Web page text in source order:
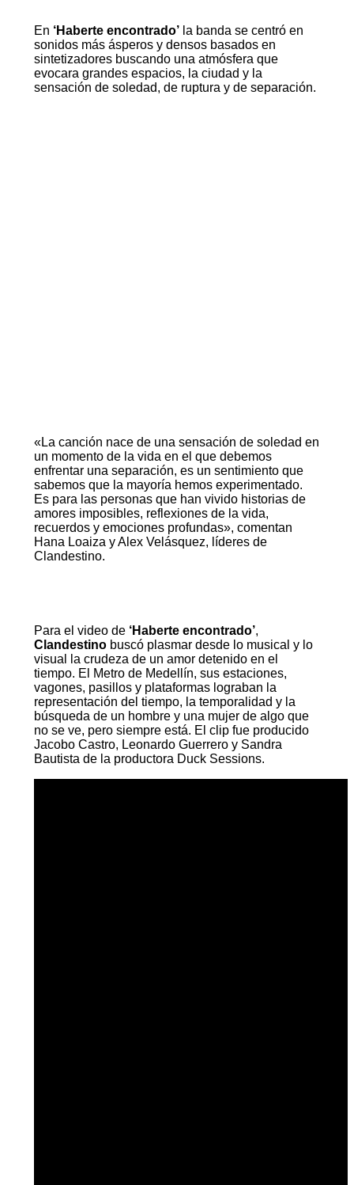
En ‘Haberte encontrado’ la banda se centró en
sonidos más ásperos y densos basados en
sintetizadores buscando una atmósfera que
evocara grandes espacios, la ciudad y la
sensación de soledad, de ruptura y de separación.
«La canción nace de una sensación de soledad en
un momento de la vida en el que debemos
enfrentar una separación, es un sentimiento que
sabemos que la mayoría hemos experimentado.
Es para las personas que han vivido historias de
amores imposibles, reflexiones de la vida,
recuerdos y emociones profundas», comentan
Hana Loaiza y Alex Velásquez, líderes de
Clandestino.
Para el video de ‘Haberte encontrado’,
Clandestino buscó plasmar desde lo musical y lo
visual la crudeza de un amor detenido en el
tiempo. El Metro de Medellín, sus estaciones,
vagones, pasillos y plataformas lograban la
representación del tiempo, la temporalidad y la
búsqueda de un hombre y una mujer de algo que
no se ve, pero siempre está. El clip fue producido
Jacobo Castro, Leonardo Guerrero y Sandra
Bautista de la productora Duck Sessions.